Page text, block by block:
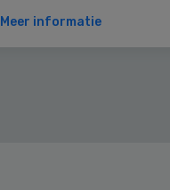
Meer informatie